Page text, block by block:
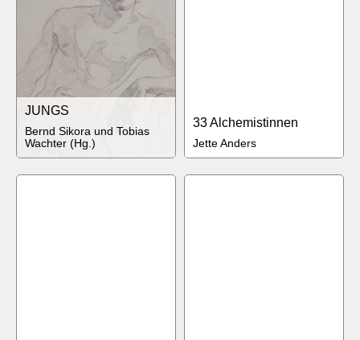
JUNGS
Bernd Sikora und Tobias
Wachter (Hg.)
33 Alchemistinnen
Jette Anders